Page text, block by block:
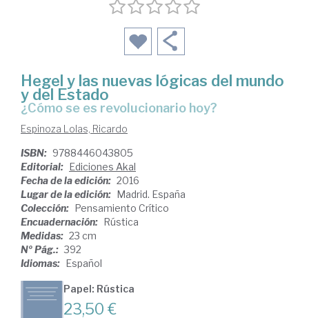
Hegel y las nuevas lógicas del mundo
y del Estado
¿cómo se es revolucionario hoy?
Espinoza Lolas, Ricardo
ISBN: 9788446043805
Editorial: Ediciones Akal
Fecha de la edición: 2016
Lugar de la edición: Madrid. España
Colección: Pensamiento Crítico
Encuadernación: Rústica
Medidas: 23 cm
Nº Pág.: 392
Idiomas: Español
Papel: Rústica
23,50 €